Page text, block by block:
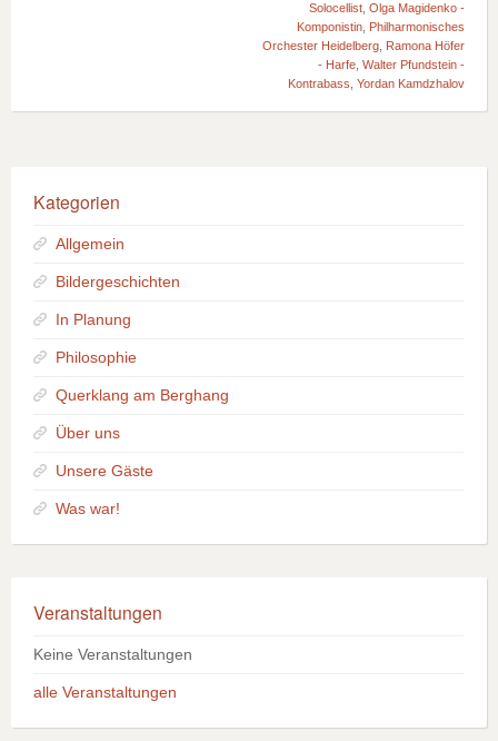
Solocellist Olga Magidenko -
Komponistin Philharmonisches
Orchester Heidelberg Ramona Höfer
- Harfe Walter Pfundstein -
Kontrabass Yordan Kamdzhalov
Kategorien
Allgemein
Bildergeschichten
In Planung
Philosophie
Querklang am Berghang
Über uns
Unsere Gäste
Was war!
Veranstaltungen
Keine Veranstaltungen
alle Veranstaltungen